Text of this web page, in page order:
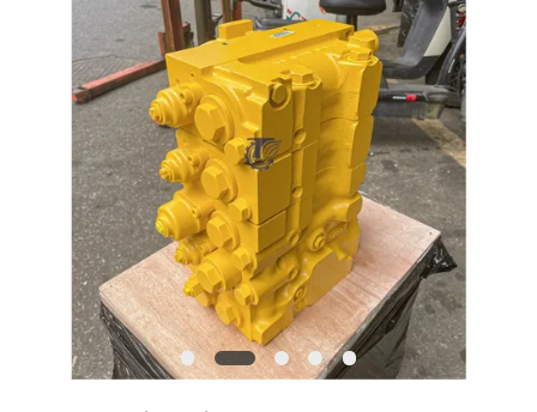
NOUVELLES
TOUS
DEMANDE
DE
SOUMISSION